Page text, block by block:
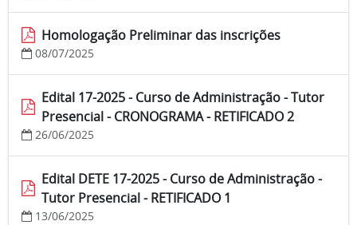
Homologação Preliminar das inscrições
08/07/2025
Edital 17-2025 - Curso de Administração - Tutor
Presencial - CRONOGRAMA - RETIFICADO 2
26/06/2025
Edital DETE 17-2025 - Curso de Administração -
Tutor Presencial - RETIFICADO 1
13/06/2025